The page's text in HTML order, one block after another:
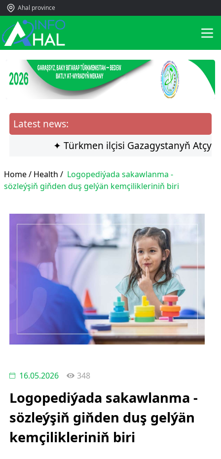
Ahal province
Latest news:
✦ Türkmen ilçisi Gazagystanyň
Home / Health / Logopediýada sakawlanma -
sözleýşiň giňden duş gelýän kemçilikleriniň biri
16.05.2026 348
Logopediýada sakawlanma -
sözleýşiň giňden duş gelýän
kemçilikleriniň biri